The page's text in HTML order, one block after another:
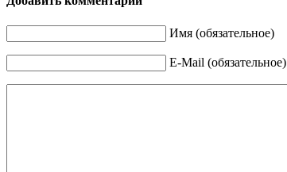
Имя (обязательное)
E-Mail (обязательное)